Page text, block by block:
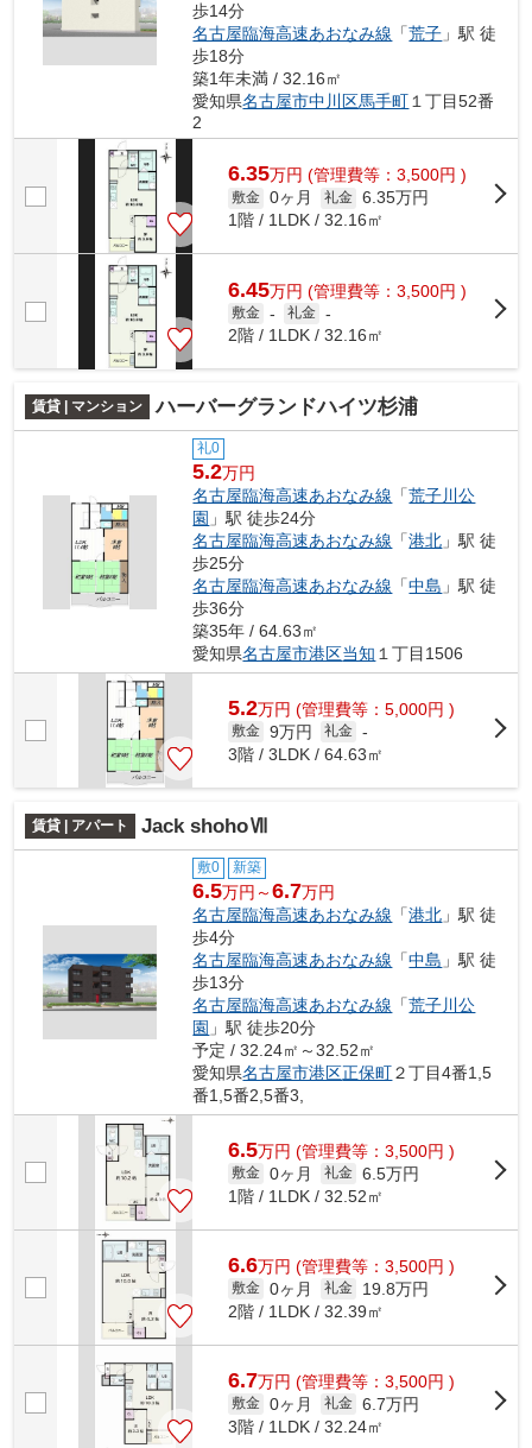
歩14分
名古屋臨海高速あおなみ線 「荒子 」駅 徒
歩18分
築1年未満 / 32.16㎡
愛知県名古屋市中川区馬手町 １丁目52番
2
6.35万円 (管理費等：3,500円 )
敷金 0ヶ月 礼金 6.35万円
1階 / 1LDK / 32.16㎡
6.45万円 (管理費等：3,500円 )
敷金 - 礼金 -
2階 / 1LDK / 32.16㎡
賃貸 | マンション ハーバーグランドハイツ杉浦
礼0
5.2万円
名古屋臨海高速あおなみ線 「荒子川公
園 」駅 徒歩24分
名古屋臨海高速あおなみ線 「港北 」駅 徒
歩25分
名古屋臨海高速あおなみ線 「中島 」駅 徒
歩36分
築35年 / 64.63㎡
愛知県名古屋市港区当知 １丁目1506
5.2万円 (管理費等：5,000円 )
敷金 9万円 礼金 -
3階 / 3LDK / 64.63㎡
賃貸 | アパート Jack shohoⅦ
敷0 新築
6.5万円～6.7万円
名古屋臨海高速あおなみ線 「港北 」駅 徒
歩4分
名古屋臨海高速あおなみ線 「中島 」駅 徒
歩13分
名古屋臨海高速あおなみ線 「荒子川公
園 」駅 徒歩20分
予定 / 32.24㎡～32.52㎡
愛知県名古屋市港区正保町２丁目4番1,5
番1,5番2,5番3,
6.5万円 (管理費等：3,500円 )
敷金 0ヶ月 礼金 6.5万円
1階 / 1LDK / 32.52㎡
6.6万円 (管理費等：3,500円 )
敷金 0ヶ月 礼金
19.8万円
2階 / 1LDK / 32.39㎡
6.7万円 (管理費等：3,500円 )
敷金 0ヶ月 礼金 6.7万円
3階 / 1LDK / 32.24㎡